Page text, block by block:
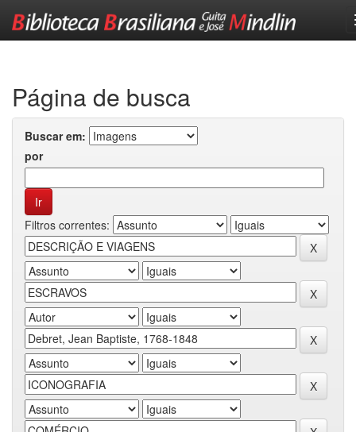
Página de busca
Buscar em:
por
Filtros correntes: